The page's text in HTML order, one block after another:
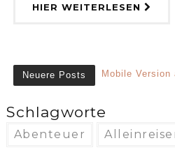
HIER WEITERLESEN
Neuere Posts Mobile Version
Schlagworte
Abenteuer